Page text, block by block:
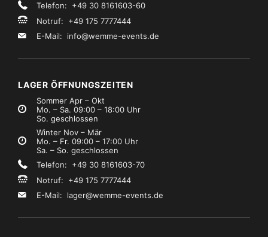
Telefon: +49 30 8161603-60
Notruf: +49 175 7777444
E-Mail: info@wemme-events.de
LAGER ÖFFNUNGSZEITEN
Sommer Apr – Okt
Mo. – Sa. 09:00 – 18:00 Uhr
So. geschlossen
Winter Nov – Mär
Mo. – Fr. 09:00 – 17:00 Uhr
Sa. – So. geschlossen
Telefon: +49 30 8161603-70
Notruf: +49 175 7777444
E-Mail: lager@wemme-events.de